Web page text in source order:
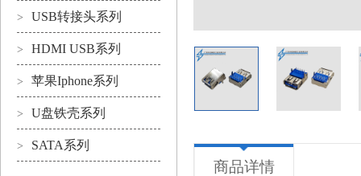
> USB转接头系列
> HDMI USB系列
> 苹果Iphone系列
> U盘铁壳系列
> SATA系列
商品详情